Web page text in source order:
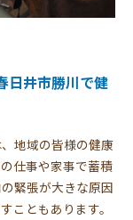
日井市勝川で健
地域の皆様の健康
仕事や家事で蓄積
緊張が大きな原因
こともあります。